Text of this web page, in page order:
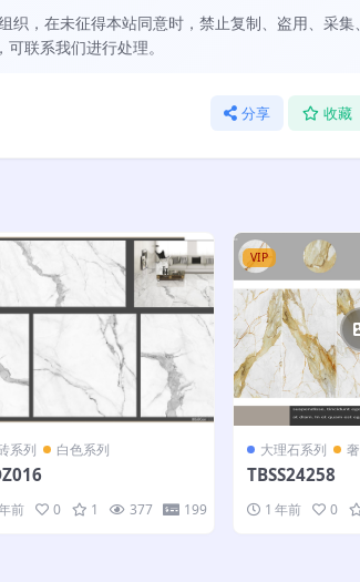
，在未征得本站同意时，禁止复制、盗用、采集
联系我们进行处理。
分享 收藏
系列 白色系列
前 0 1 377 199
VIP
大理石系列
TBSS24258
1 年前 0